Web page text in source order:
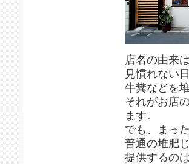
店名の由来
見慣れない
牛糞などを
それがお店
ます。
でも、まっ
普通の堆肥
提供するの